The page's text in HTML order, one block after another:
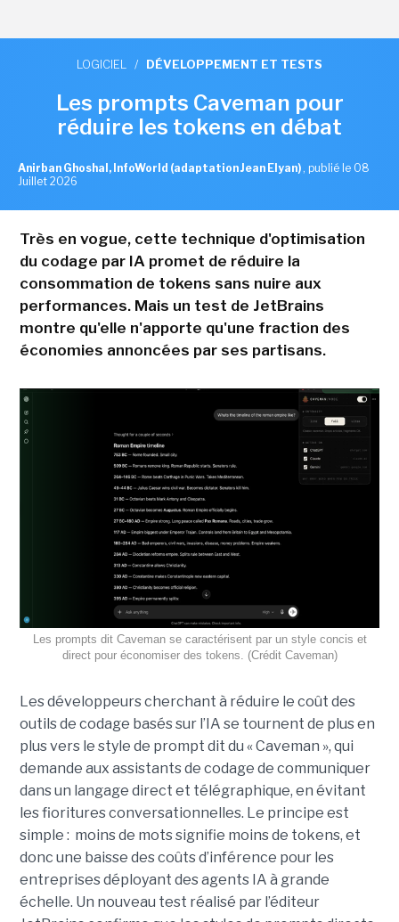
LOGICIEL / DÉVELOPPEMENT ET TESTS
Les prompts Caveman pour
réduire les tokens en débat
Anirban Ghoshal, InfoWorld (adaptation Jean Elyan) , publié le 08
Juillet 2026
Très en vogue, cette technique d'optimisation
du codage par IA promet de réduire la
consommation de tokens sans nuire aux
performances. Mais un test de JetBrains
montre qu'elle n'apporte qu'une fraction des
économies annoncées par ses partisans.
Les prompts dit Caveman se caractérisent par un style concis et
direct pour économiser des tokens. (Crédit Caveman)
Les développeurs cherchant à réduire le coût des
outils de codage basés sur l’IA se tournent de plus en
plus vers le style de prompt dit du « Caveman », qui
demande aux assistants de codage de communiquer
dans un langage direct et télégraphique, en évitant
les fioritures conversationnelles. Le principe est
simple : moins de mots signifie moins de tokens, et
donc une baisse des coûts d’inférence pour les
entreprises déployant des agents IA à grande
échelle. Un nouveau test réalisé par l’éditeur